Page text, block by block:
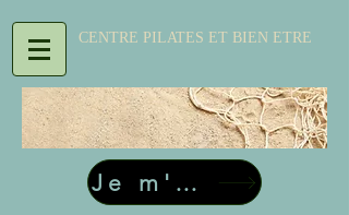
CENTRE PILATES ET BIEN ETRE
Je m'inscris